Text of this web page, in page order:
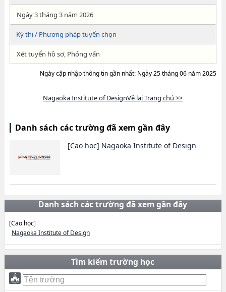
Ngày 3 tháng 3 năm 2026
Kỳ thi / Phương pháp tuyển chọn
Xét tuyển hồ sơ, Phỏng vấn
Ngày cập nhập thông tin gần nhất: Ngày 25 tháng 06 năm 2025
Nagaoka Institute of DesignVề lại Trang chủ >>
Danh sách các trường đã xem gần đây
[Cao học] Nagaoka Institute of Design
Danh sách các trường đã xem gần đây
[Cao học]
Nagaoka Institute of Design
Tìm kiếm trường học